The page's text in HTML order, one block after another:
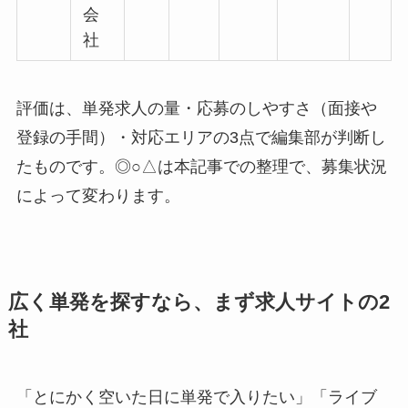
会
社
評価は、単発求人の量・応募のしやすさ（面接や
登録の手間）・対応エリアの3点で編集部が判断し
たものです。◎○△は本記事での整理で、募集状況
によって変わります。
広く単発を探すなら、まず求人サイトの2
社
「とにかく空いた日に単発で入りたい」「ライブ